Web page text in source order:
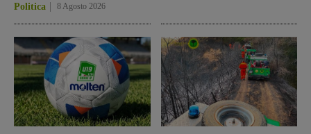
Politica 8 Agosto 2026